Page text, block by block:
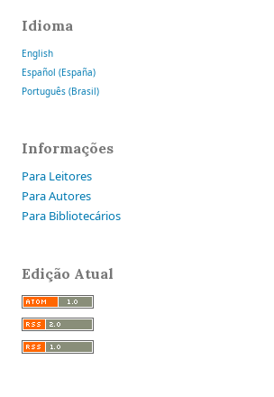
Idioma
English
Español (España)
Português (Brasil)
Informações
Para Leitores
Para Autores
Para Bibliotecários
Edição Atual